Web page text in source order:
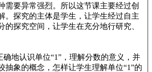
要异常强烈。所以这节课主要经过创
。探究的主体是学生，让学生经过自主
探究空间，让学生在充分地行研究、
地认识单位“1”，理解分数的意义，并
象的概念，怎样让学生理解单位“1”的